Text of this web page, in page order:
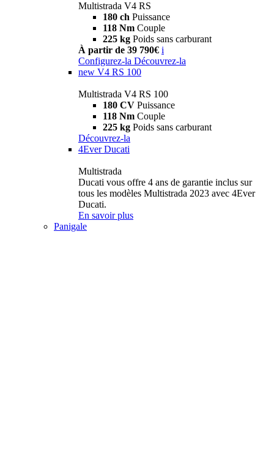
Multistrada V4 RS
180 ch Puissance
118 Nm Couple
225 kg Poids sans carburant
À partir de 39 790€ i
Configurez-la Découvrez-la
new V4 RS 100
Multistrada V4 RS 100
180 CV Puissance
118 Nm Couple
225 kg Poids sans carburant
Découvrez-la
4Ever Ducati
Multistrada
Ducati vous offre 4 ans de garantie inclus sur
tous les modèles Multistrada 2023 avec 4Ever
Ducati.
En savoir plus
Panigale